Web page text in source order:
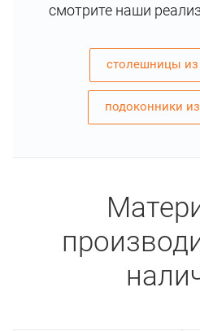
смотрите наши
столешницы из
подоконники